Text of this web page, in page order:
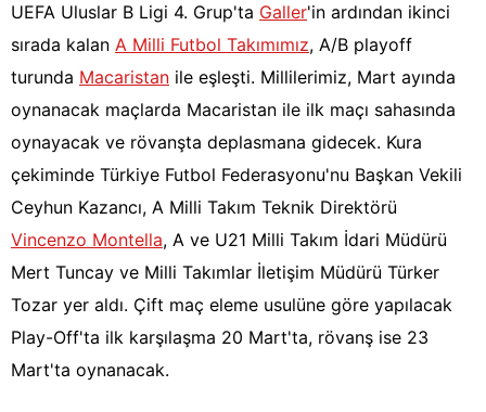
UEFA Uluslar B Ligi 4. Grup'ta Galler'in ardından ikinci
sırada kalan A Milli Futbol Takımımız, A/B playoff
turunda Macaristan ile eşleşti. Millilerimiz, Mart ayında
oynanacak maçlarda Macaristan ile ilk maçı sahasında
oynayacak ve rövanşta deplasmana gidecek. Kura
çekiminde Türkiye Futbol Federasyonu'nu Başkan Vekili
Ceyhun Kazancı, A Milli Takım Teknik Direktörü
Vincenzo Montella, A ve U21 Milli Takım İdari Müdürü
Mert Tuncay ve Milli Takımlar İletişim Müdürü Türker
Tozar yer aldı. Çift maç eleme usulüne göre yapılacak
Play-Off'ta ilk karşılaşma 20 Mart'ta, rövanş ise 23
Mart'ta oynanacak.